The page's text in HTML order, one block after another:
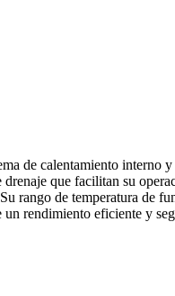
de calentamiento interno
que facilitan su
rango de temperatura de
rendimiento eficiente y